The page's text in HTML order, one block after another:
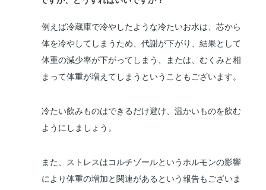
例えば冷蔵庫で冷やしたような冷たいお水は、芯から
体を冷やしてしまうため、代謝が下がり、結果として
体重の減少率が下がってしまう、または、むくみと相
まって体重が増えてしまうということもございます。
冷たい飲みものはできるだけ避け、温かいものを飲む
ようにしましょう。
また、ストレスはコルチゾールというホルモンの影響
により体重の増加と関連があるという報告もございま